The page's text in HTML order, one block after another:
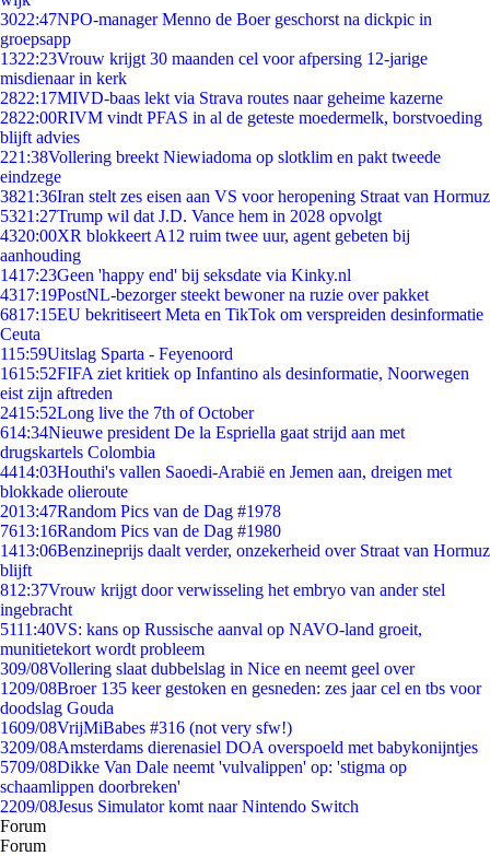
3022:47NPO-manager Menno de Boer geschorst na dickpic in
groepsapp
1322:23Vrouw krijgt 30 maanden cel voor afpersing 12-jarige
misdienaar in kerk
2822:17MIVD-baas lekt via Strava routes naar geheime kazerne
2822:00RIVM vindt PFAS in al de geteste moedermelk, borstvoeding
blijft advies
221:38Vollering breekt Niewiadoma op slotklim en pakt tweede
eindzege
3821:36Iran stelt zes eisen aan VS voor heropening Straat van Hormuz
5321:27Trump wil dat J.D. Vance hem in 2028 opvolgt
4320:00XR blokkeert A12 ruim twee uur, agent gebeten bij
aanhouding
1417:23Geen 'happy end' bij seksdate via Kinky.nl
4317:19PostNL-bezorger steekt bewoner na ruzie over pakket
6817:15EU bekritiseert Meta en TikTok om verspreiden desinformatie
Ceuta
115:59Uitslag Sparta - Feyenoord
1615:52FIFA ziet kritiek op Infantino als desinformatie, Noorwegen
eist zijn aftreden
2415:52Long live the 7th of October
614:34Nieuwe president De la Espriella gaat strijd aan met
drugskartels Colombia
4414:03Houthi's vallen Saoedi-Arabië en Jemen aan, dreigen met
blokkade olieroute
2013:47Random Pics van de Dag #1978
7613:16Random Pics van de Dag #1980
1413:06Benzineprijs daalt verder, onzekerheid over Straat van Hormuz
blijft
812:37Vrouw krijgt door verwisseling het embryo van ander stel
ingebracht
5111:40VS: kans op Russische aanval op NAVO-land groeit,
munitietekort wordt probleem
309/08Vollering slaat dubbelslag in Nice en neemt geel over
1209/08Broer 135 keer gestoken en gesneden: zes jaar cel en tbs voor
doodslag Gouda
1609/08VrijMiBabes #316 (not very sfw!)
3209/08Amsterdams dierenasiel DOA overspoeld met babykonijntjes
5709/08Dikke Van Dale neemt 'vulvalippen' op: 'stigma op
schaamlippen doorbreken'
2209/08Jesus Simulator komt naar Nintendo Switch
Forum
Forum